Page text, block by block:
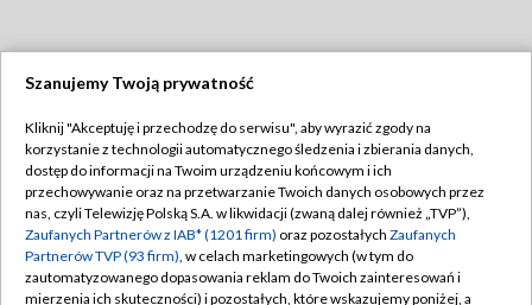
TVP
Abonament TVP
Emisja w TVP
Centrum informacji TVP
Regulamin TVP
Polityka prywatności
Moje zgody
Szanujemy Twoją prywatność
Kliknij "Akceptuję i przechodzę do serwisu", aby wyrazić zgody na
korzystanie z technologii automatycznego śledzenia i zbierania danych,
dostęp do informacji na Twoim urządzeniu końcowym i ich
przechowywanie oraz na przetwarzanie Twoich danych osobowych przez
nas, czyli Telewizję Polską S.A. w likwidacji (zwaną dalej również „TVP”),
Zaufanych Partnerów z IAB* (1201 firm) oraz pozostałych Zaufanych
Partnerów TVP (93 firm), w celach marketingowych (w tym do
zautomatyzowanego dopasowania reklam do Twoich zainteresowań i
mierzenia ich skuteczności) i pozostałych, które wskazujemy poniżej, a